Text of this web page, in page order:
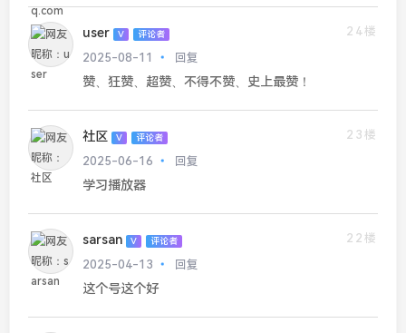
user V 评论者
24楼
2025-08-11
回复
赞、狂赞、超赞、不得不赞、史上最赞！
社区 V 评论者
23楼
2025-06-16
回复
学习播放器
sarsan V 评论者
22楼
2025-04-13
回复
这个号这个好